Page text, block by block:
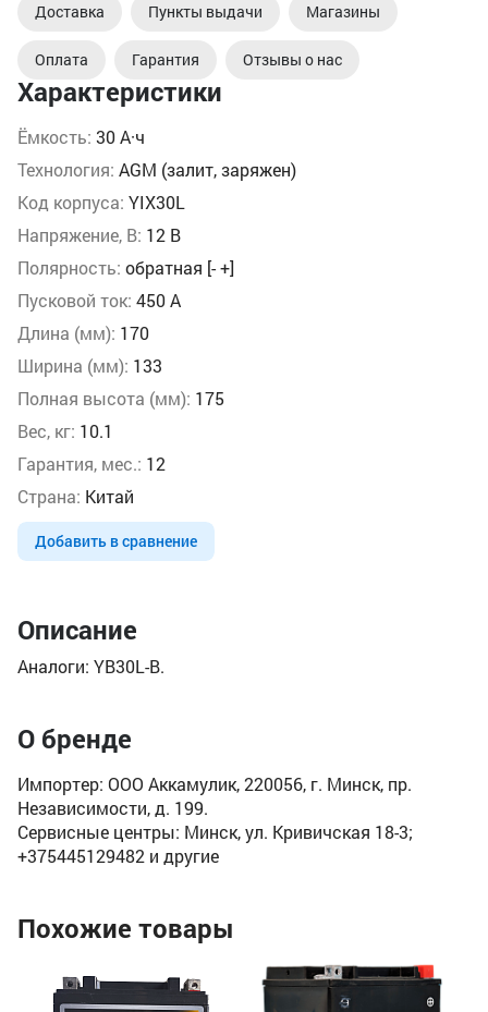
Характеристики
Ёмкость: 30 А·ч
Технология: AGM (залит, заряжен)
Код корпуса: YIX30L
Напряжение, В: 12 В
Полярность: обратная [- +]
Пусковой ток: 450 А
Длина (мм): 170
Ширина (мм): 133
Полная высота (мм): 175
Вес, кг: 10.1
Гарантия, мес.: 12
Страна: Китай
Добавить в сравнение
Доставка Пункты выдачи Магазины
Оплата Гарантия Отзывы о нас
Описание
Аналоги: YB30L-B.
О бренде
Импортер: ООО Аккамулик, 220056, г. Минск, пр.
Независимости, д. 199.
Сервисные центры: Минск, ул. Кривичская 18-3;
+375445129482 и другие
Похожие товары